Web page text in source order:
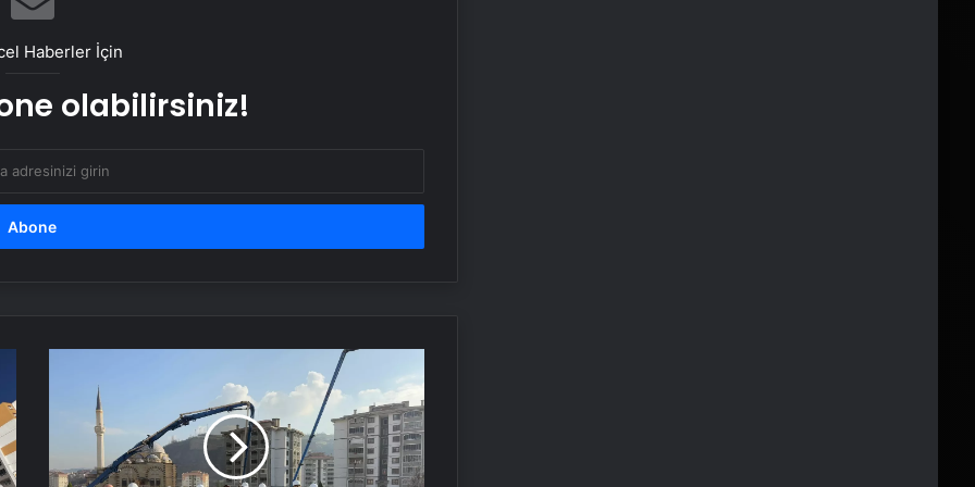
İsrail’in yeni suikastını MİT önledi
Haberler İçin
olabilirsiniz!
Karabük'te
Başladı